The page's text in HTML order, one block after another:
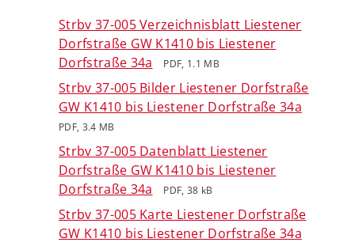
Strbv 37-005 Verzeichnisblatt Liestener
Dorfstraße GW K1410 bis Liestener
Dorfstraße 34a
PDF, 1.1 MB
Strbv 37-005 Bilder Liestener Dorfstraße
GW K1410 bis Liestener Dorfstraße 34a
PDF, 3.4 MB
Strbv 37-005 Datenblatt Liestener
Dorfstraße GW K1410 bis Liestener
Dorfstraße 34a
PDF, 38 kB
Strbv 37-005 Karte Liestener Dorfstraße
GW K1410 bis Liestener Dorfstraße 34a